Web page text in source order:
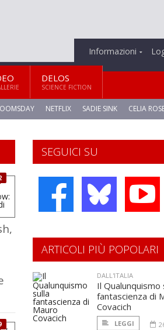
Informazioni
DELOS
SCIENCE FICTION
NETFLIX SADIE SINK CELIA
SEGUICI SU
ARTICOLI PIÙ POPOLARI
DALL'ITALIA
Il Qualunquismo
fantascienza di
Covacich
LEGGI